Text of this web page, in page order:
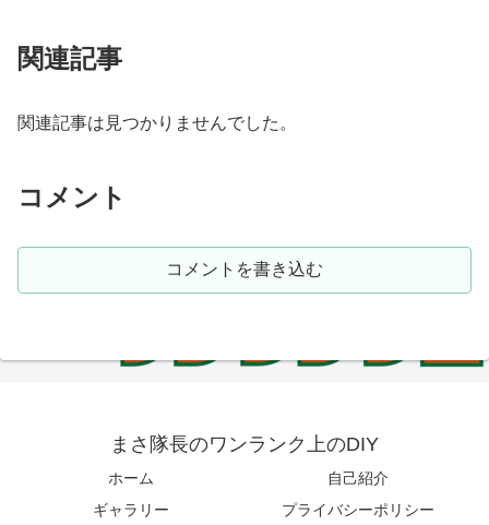
関連記事
関連記事は見つかりませんでした。
コメント
コメントを書き込む
まさ隊長のワンランク上のDIY
ホーム
自己紹介
ギャラリー
プライバシーポリシー